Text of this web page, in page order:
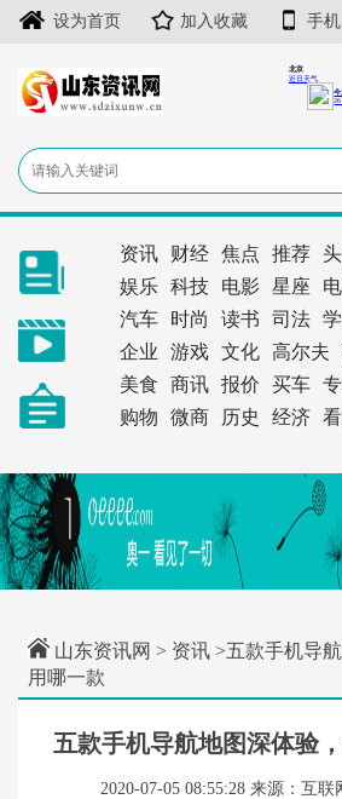
设为首页 加入收藏 手机
资讯 财经 焦点 推荐
娱乐
科技 电影 星座
汽车
时尚 读书 司法
企业
游戏 文化 高尔夫
美食
商讯 报价 买车
购物
微商 历史 经济
山东资讯网 > 资讯 >五款手机导
用哪一款
五款手机导航地图深体验
2020-07-05 08:55:28 来源：互联